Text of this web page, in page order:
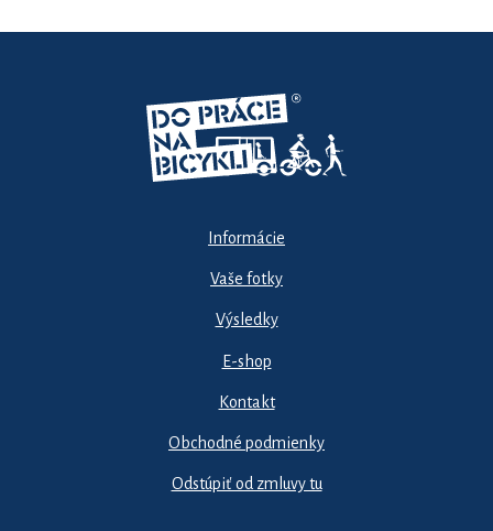
Informácie
Vaše fotky
Výsledky
E-shop
Kontakt
Obchodné podmienky
Odstúpiť od zmluvy tu